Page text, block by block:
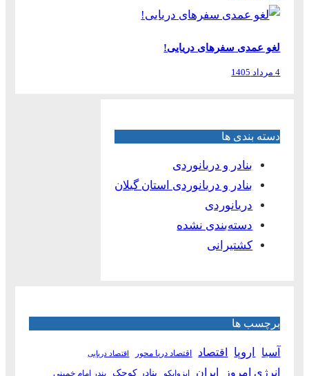
لغو عمدی سفرهای دریایی!
4 مرداد 1405
دسته بندی ها
بنادر و دریانوردی
بنادر و دریانوردی استان گیلان
دریانوردی
دسته‌بندی نشده
کشتیرانی
برچسب ها
آسیا اروپا اقتصاد اقتصاد دریا محور اقتصاد دریایی
انرژی امروز ایران ایزوایکو بنادر کوچک بندر امام خمینی